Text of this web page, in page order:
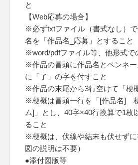
と
【Web応募の場合】
※必ずtxtファイル（書式なし）
名を「作品名_応募」とすること
※word/pdfファイル等、他形式で
※作品の冒頭に作品名とペンネ
に「了」の字を付すこと
※作品の末尾から3行空けて「梗
※梗概は冒頭一行を「[作品名]
ム]」とし、40字×40行換算で1枚
ること
※梗概は、伏線や結末も伏せず
図の説明は不要）
●添付図版等